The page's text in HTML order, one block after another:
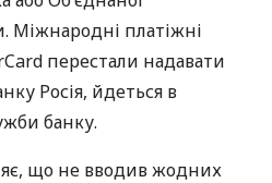
Міжнародні платіжні
перестали надавати
Росія, йдеться в
банку.
що не вводив жодних